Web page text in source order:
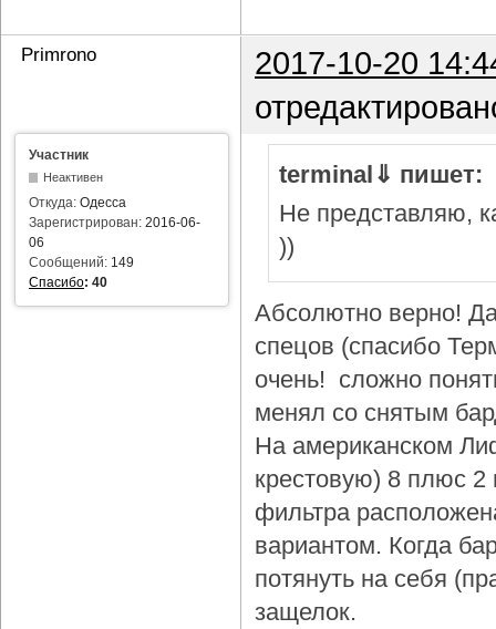
Primrono
2017-10-20
Участник
Неактивен
Откуда: Одесса
Зарегистрирован: 2016-06-
06
Сообщений: 149
Спасибо: 40
terminal⇓ пишет:
Не представляю,
))
Абсолютно верно!
спецов (спасибо
очень! сложно
менял со снятым
На американском
крестовую) 8 плюс 2
фильтра
вариантом. Когда
потянуть на себя
защелок.